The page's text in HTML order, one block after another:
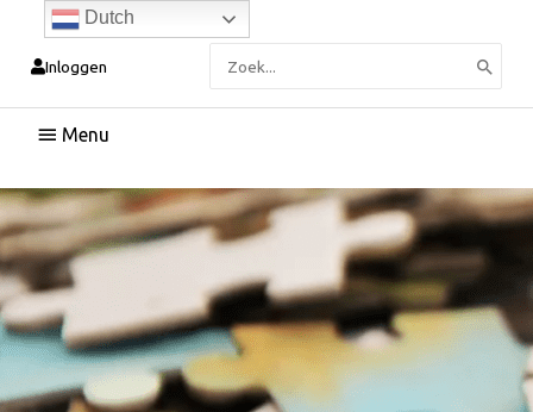
Inloggen
naar:
Hoofdmenu
Dutch